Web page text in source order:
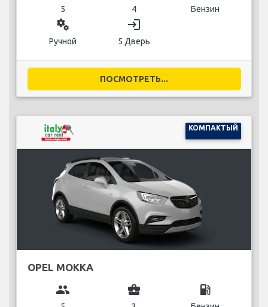
5 4 Бензин
miscellaneous_services
Ручной
login
5 Дверь
ПОСМОТРЕТЬ...
КОМПАКТЫЙ
OPEL MOKKA
group business_center local_gas_station